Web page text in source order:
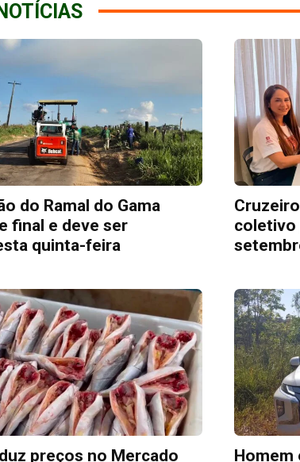
do Ramal do Gama
final e deve ser
quinta-feira
coletivo
preços no Mercado Homem